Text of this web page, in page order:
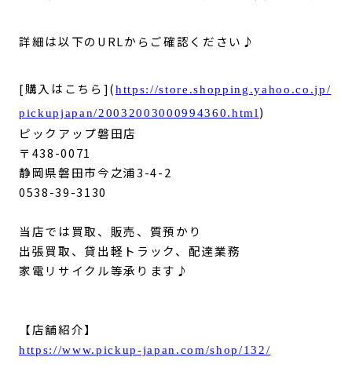
詳細は以下のURLからご確認ください♪
[購入はこちら](https://store.shopping.yahoo.co.jp/
pickupjapan/20032003000994360.html)
ピックアップ磐田店
〒438-0071
静岡県磐田市今之浦3-4-2
0538-39-3130
当店では買取、販売、質預かり
出張買取、貸出軽トラック、配達業務
家電リサイクル等承ります♪
【店舗紹介】
https://www.pickup-japan.com/shop/132/